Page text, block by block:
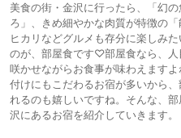
美食の街・金沢に行ったら、「幻
ろ」、きめ細やかな肉質が特徴の
ヒカリなどグルメも存分に楽しみ
のが、部屋食です♡部屋食なら、
咲かせながらお食事が味わえます
付けにもこだわるお宿が多いから
れるのも嬉しいですね。そんな、
沢にあるお宿を紹介していきます。